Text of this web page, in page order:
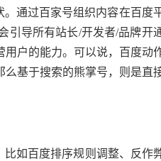
通过百家号组织内容在百度
引导所有站长/开发者/品牌开
用户的能力。可以说，百度动
基于搜索的熊掌号，则是直
如百度排序规则调整、反作